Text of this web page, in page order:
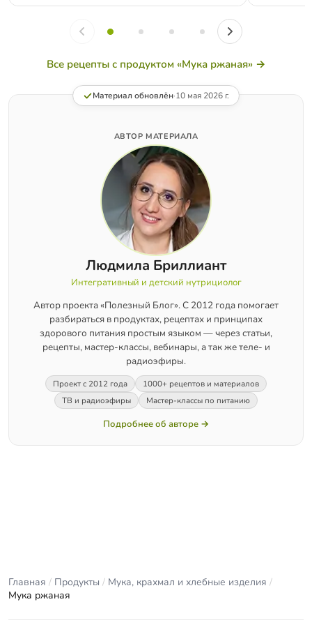
Все рецепты с продуктом «Мука ржаная» →
Материал обновлён·10 мая 2026 г.
АВТОР МАТЕРИАЛА
Людмила Бриллиант
Интегративный и детский нутрициолог
Автор проекта «Полезный Блог». С 2012 года помогает
разбираться в продуктах, рецептах и принципах
здорового питания простым языком — через статьи,
рецепты, мастер-классы, вебинары, а так же теле- и
радиоэфиры.
Проект с 2012 года
1000+ рецептов и материалов
ТВ и радиоэфиры
Мастер-классы по питанию
Подробнее об авторе →
Главная / Продукты / Мука, крахмал и хлебные изделия /
Мука ржаная